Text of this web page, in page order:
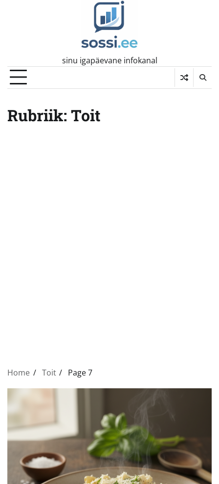
sinu igapäevane infokanal
Rubriik: Toit
Home Toit Page 7